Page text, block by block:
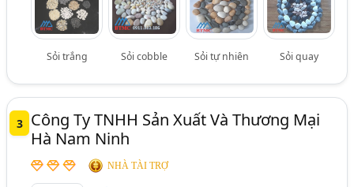
Sỏi trắng Sỏi cobble Sỏi tự nhiên Sỏi quay
3
Công Ty TNHH Sản Xuất Và Thương Mại
Hà Nam Ninh
NHÀ TÀI TRỢ